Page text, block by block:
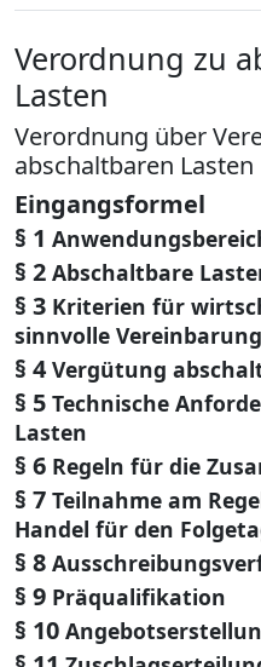
Verordnung zu
Lasten
Verordnung über
abschaltbaren Lasten
Eingangsformel
§ 1
§ 2 Abschaltbare
§ 3 Kriterien für
sinnvolle
§ 4 Vergütung
§ 5 Technische
Lasten
§ 6 Regeln für die
§ 7 Teilnahme am
Handel für den
§ 8
§ 9 Präqualifikation
§ 10